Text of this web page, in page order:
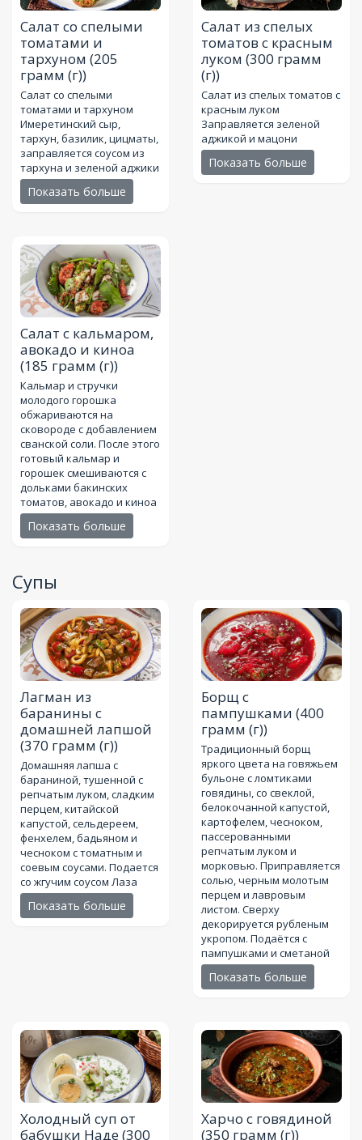
Салат со спелыми
томатами и
тархуном (205
грамм (г))
Салат со спелыми
томатами и тархуном
Имеретинский сыр,
тархун, базилик, цицматы,
заправляется соусом из
тархуна и зеленой аджики
Показать больше
Салат из спелых
томатов с красным
луком (300 грамм
(г))
Салат из спелых томатов с
красным луком
Заправляется зеленой
аджикой и мацони
Показать больше
Салат с кальмаром,
авокадо и киноа
(185 грамм (г))
Кальмар и стручки
молодого горошка
обжариваются на
сковороде с добавлением
сванской соли. После этого
готовый кальмар и
горошек смешиваются с
дольками бакинских
томатов, авокадо и киноа
Показать больше
Супы
Лагман из
баранины с
домашней лапшой
(370 грамм (г))
Домашняя лапша с
бараниной, тушенной с
репчатым луком, сладким
перцем, китайской
капустой, сельдереем,
фенхелем, бадьяном и
чесноком с томатным и
соевым соусами. Подается
со жгучим соусом Лаза
Показать больше
Борщ с
пампушками (400
грамм (г))
Традиционный борщ
яркого цвета на говяжьем
бульоне с ломтиками
говядины, со свеклой,
белокочанной капустой,
картофелем, чесноком,
пассерованными
репчатым луком и
морковью. Приправляется
солью, черным молотым
перцем и лавровым
листом. Сверху
декорируется рубленым
укропом. Подаётся с
пампушками и сметаной
Показать больше
Холодный суп от
бабушки Наде(300
Харчо с говядиной
(350 грамм (г))